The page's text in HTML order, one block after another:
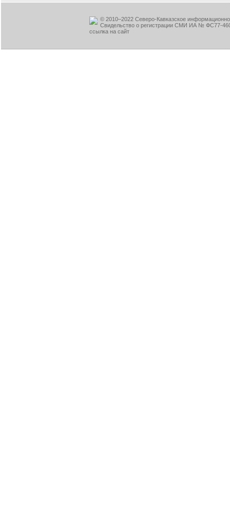
© 2010–2022 Северо-Кавказское
Свидельство о регистрации СМИ ИА № ФС77-
ссылка на сайт